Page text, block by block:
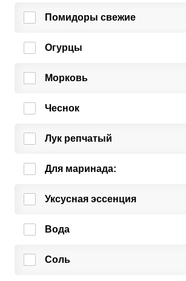
Помидоры свежие
Огурцы
Морковь
Чеснок
Лук репчатый
Для маринада:
Уксусная эссенция
Вода
Соль